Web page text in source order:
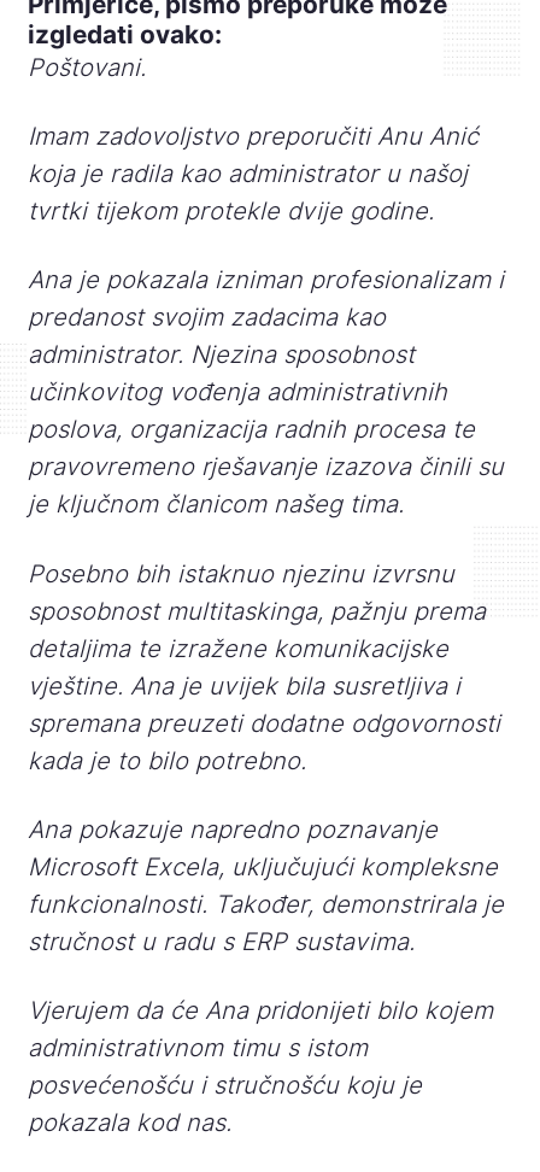
izgledati ovako:
Poštovani.
Imam zadovoljstvo preporučiti Anu Anić
koja je radila kao administrator u našoj
tvrtki tijekom protekle dvije godine.
Ana je pokazala izniman profesionalizam i
predanost svojim zadacima kao
administrator. Njezina sposobnost
učinkovitog vođenja administrativnih
poslova, organizacija radnih procesa te
pravovremeno rješavanje izazova činili su
je ključnom članicom našeg tima.
Posebno bih istaknuo njezinu izvrsnu
sposobnost multitaskinga, pažnju prema
detaljima te izražene komunikacijske
vještine. Ana je uvijek bila susretljiva i
spremana preuzeti dodatne odgovornosti
kada je to bilo potrebno.
Ana pokazuje napredno poznavanje
Microsoft Excela, uključujući kompleksne
funkcionalnosti. Također, demonstrirala je
stručnost u radu s ERP sustavima.
Vjerujem da će Ana pridonijeti bilo kojem
administrativnom timu s istom
posvećenošću i stručnošću koju je
pokazala kod nas.